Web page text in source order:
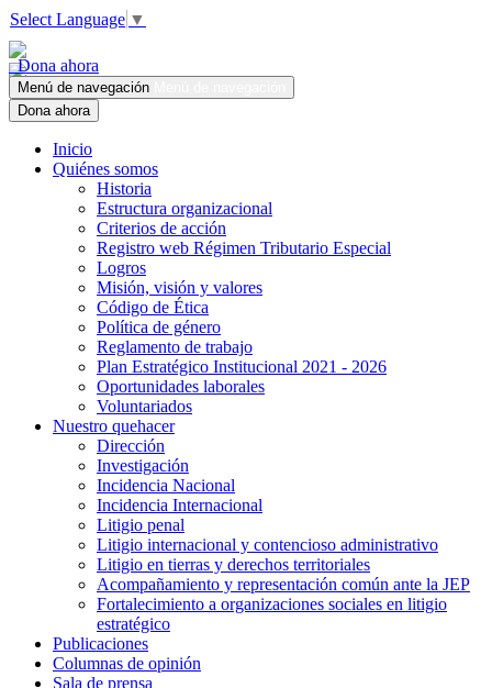
Select Language ▼
Dona ahora
Menú de navegación
Dona ahora
Inicio
Quiénes somos
Historia
Estructura organizacional
Criterios de acción
Registro web Régimen Tributario Especial
Logros
Misión, visión y valores
Código de Ética
Política de género
Reglamento de trabajo
Plan Estratégico Institucional 2021 - 2026
Oportunidades laborales
Voluntariados
Nuestro quehacer
Dirección
Investigación
Incidencia Nacional
Incidencia Internacional
Litigio penal
Litigio internacional y contencioso administrativo
Litigio en tierras y derechos territoriales
Acompañamiento y representación común ante la JEP
Fortalecimiento a organizaciones sociales en litigio
estratégico
Publicaciones
Columnas de opinión
Sala de prensa